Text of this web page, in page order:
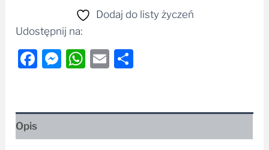
Dodaj do listy życzeń
Udostępnij na:
Facebook
Messenger
WhatsApp
Email
Opis